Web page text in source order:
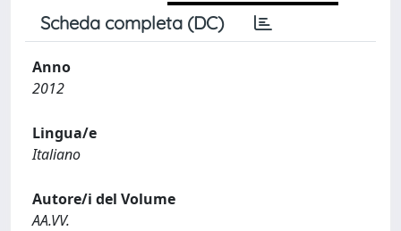
Scheda completa (DC)
Anno
2012
Lingua/e
Italiano
Autore/i del Volume
AA.VV.